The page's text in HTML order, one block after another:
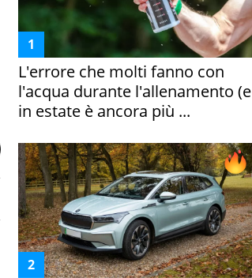
L'errore che molti fanno con
l'acqua durante l'allenamento (e
in estate è ancora più ...